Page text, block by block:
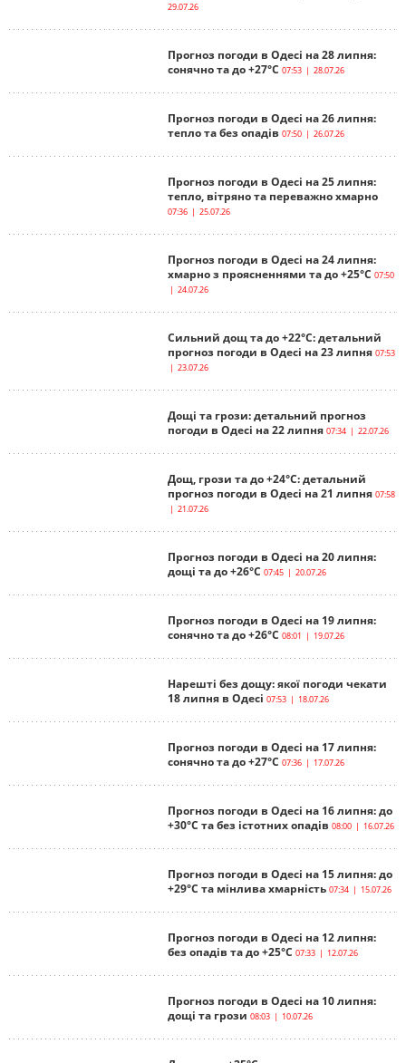
29.07.26
Прогноз погоди в Одесі на 28 липня:
сонячно та до +27°С 07:53 | 28.07.26
Прогноз погоди в Одесі на 26 липня:
тепло та без опадів 07:50 | 26.07.26
Прогноз погоди в Одесі на 25 липня:
тепло, вітряно та переважно хмарно
07:36 | 25.07.26
Прогноз погоди в Одесі на 24 липня:
хмарно з проясненнями та до +25°С 07:50
| 24.07.26
Сильний дощ та до +22°С: детальний
прогноз погоди в Одесі на 23 липня 07:53
| 23.07.26
Дощі та грози: детальний прогноз
погоди в Одесі на 22 липня 07:34 | 22.07.26
Дощ, грози та до +24°С: детальний
прогноз погоди в Одесі на 21 липня 07:58
| 21.07.26
Прогноз погоди в Одесі на 20 липня:
дощі та до +26°С 07:45 | 20.07.26
Прогноз погоди в Одесі на 19 липня:
сонячно та до +26°С 08:01 | 19.07.26
Нарешті без дощу: якої погоди чекати
18 липня в Одесі 07:53 | 18.07.26
Прогноз погоди в Одесі на 17 липня:
сонячно та до +27°С 07:36 | 17.07.26
Прогноз погоди в Одесі на 16 липня: до
+30°С та без істотних опадів 08:00 | 16.07.26
Прогноз погоди в Одесі на 15 липня: до
+29°С та мінлива хмарність 07:34 | 15.07.26
Прогноз погоди в Одесі на 12 липня:
без опадів та до +25°С 07:33 | 12.07.26
Прогноз погоди в Одесі на 10 липня:
дощі та грози 08:03 | 10.07.26